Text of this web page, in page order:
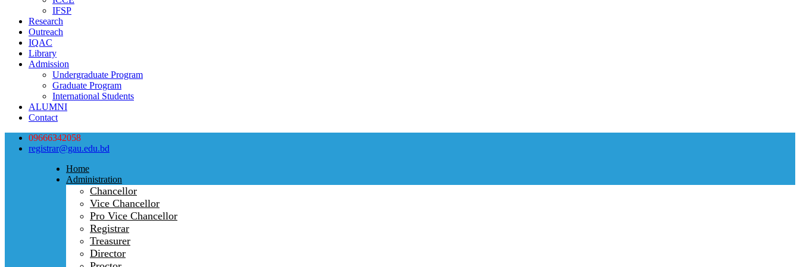
IFSP
Research
Outreach
IQAC
Library
Admission
Undergraduate Program
Graduate Program
International Students
ALUMNI
Contact
09666342058
registrar@gau.edu.bd
Home
Administration
Chancellor
Vice Chancellor
Pro Vice Chancellor
Registrar
Treasurer
Director